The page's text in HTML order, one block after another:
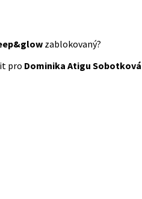
zablokovaný?
pro Dominika Atigu Sobotková